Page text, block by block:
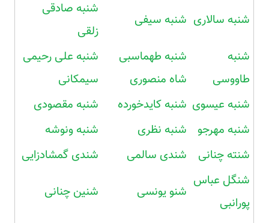
شنبه سالاری شنبه سیفی
شنبه صادقی
زلقی
شنبه
طاووسی
شنبه طهماسبی
شاه منصوری
شنبه علی رحیمی
سیمکانی
شنبه عیسوی شنبه کایدخورده
شنبه مقصودی
شنبه مهرجو
شنبه نظری
شنبه ونوشه
شنته چنانی
شندی سالمی
شندی گمشادزایی
شنگل عباس
پورانبی
شنو یونسی شنین چنانی